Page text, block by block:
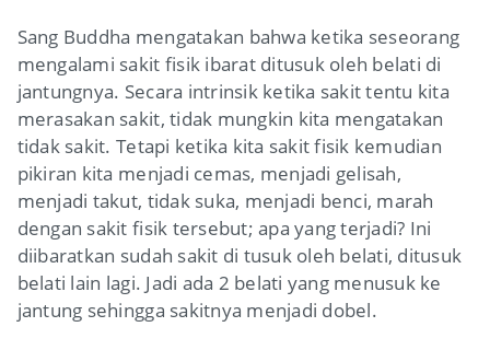
Sang Buddha mengatakan bahwa ketika seseorang
mengalami sakit fisik ibarat ditusuk oleh belati di
jantungnya. Secara intrinsik ketika sakit tentu kita
merasakan sakit, tidak mungkin kita mengatakan
tidak sakit. Tetapi ketika kita sakit fisik kemudian
pikiran kita menjadi cemas, menjadi gelisah,
menjadi takut, tidak suka, menjadi benci, marah
dengan sakit fisik tersebut; apa yang terjadi? Ini
diibaratkan sudah sakit di tusuk oleh belati, ditusuk
belati lain lagi. Jadi ada 2 belati yang menusuk ke
jantung sehingga sakitnya menjadi dobel.